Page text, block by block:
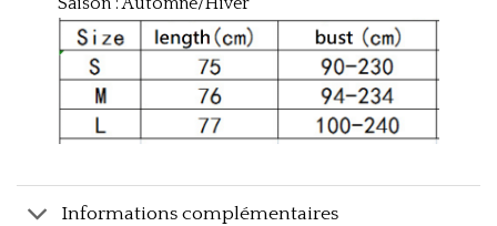
Informations complémentaires